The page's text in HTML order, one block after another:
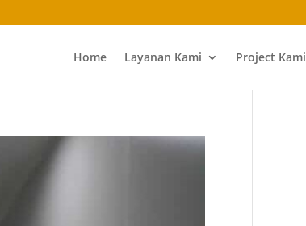
Home Layanan Kami Project Kami